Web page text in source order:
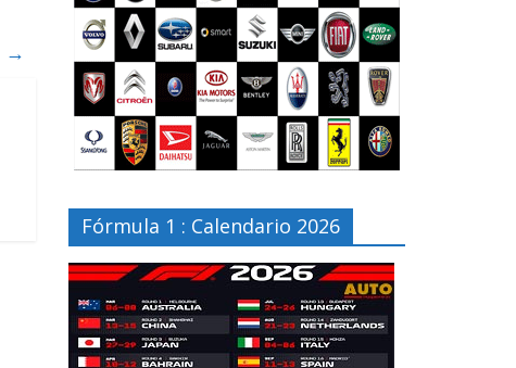
→
Fórmula 1 : Calendario 2026